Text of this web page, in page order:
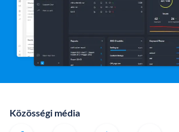
Közösségi média